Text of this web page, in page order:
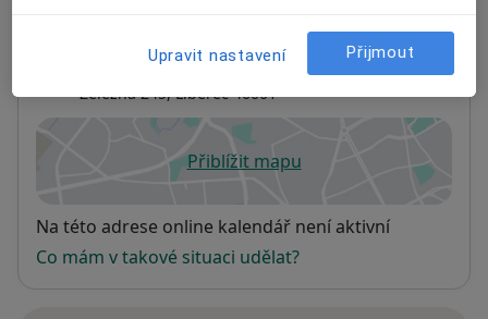
SAREMA Liberec, s.r.o.
Železná 245, Liberec46001
Přiblížit mapuse otevře v nové záložce
Dostupnost
Na této adrese online kalendář není aktivní
Co mám v takové situaci udělat?
Upravit nastavení Přijmout